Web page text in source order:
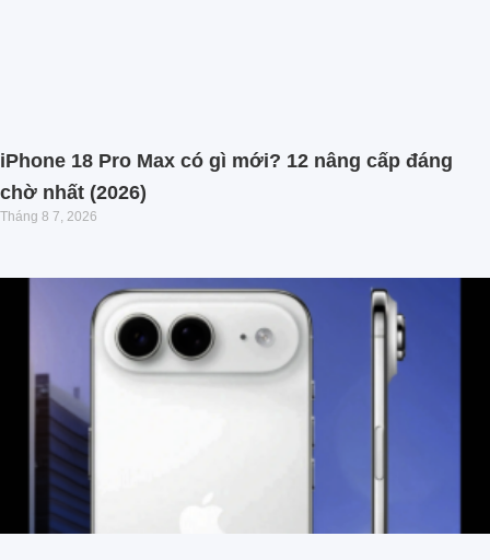
iPhone 18 Pro Max có gì mới? 12 nâng cấp đáng
chờ nhất (2026)
Tháng 8 7, 2026